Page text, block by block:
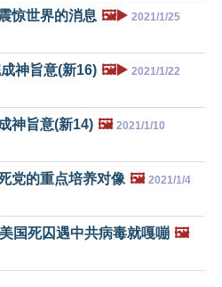
惊世界的消息 🖼️▶️ 2021/1/25
神旨意(新16) 🖼️▶️ 2021/1/22
神旨意(新14) 🖼️ 2021/1/10
党的重点培养对像 🖼️ 2021/1/4
国死囚遇中共病毒就嘎嘣 🖼️